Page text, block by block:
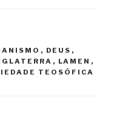
, DEUS ,
, LAMEN ,
TEOSÓFICA